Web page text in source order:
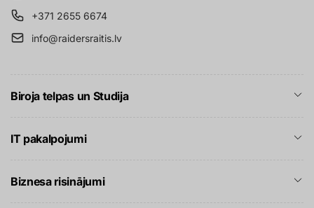
+371 2655 6674
info@raidersraitis.lv
Biroja telpas un Studija
IT pakalpojumi
Biznesa risinājumi